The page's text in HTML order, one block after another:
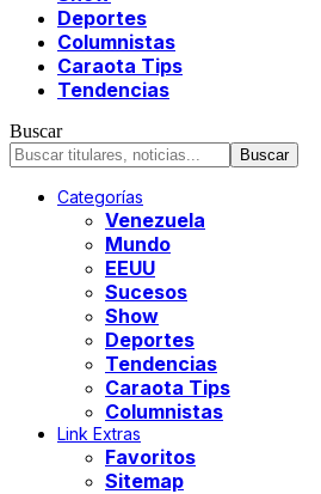
Deportes
Columnistas
Caraota Tips
Tendencias
Buscar
Categorías
Venezuela
Mundo
EEUU
Sucesos
Show
Deportes
Tendencias
Caraota Tips
Columnistas
Link Extras
Favoritos
Sitemap